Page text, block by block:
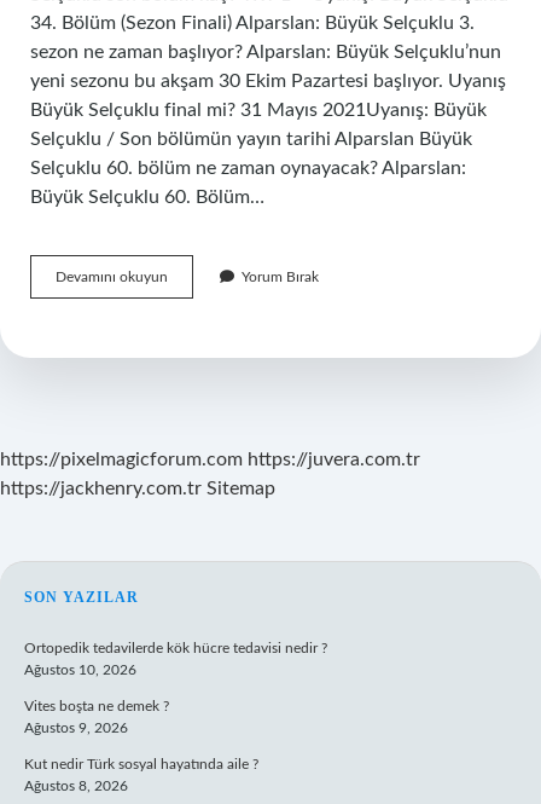
34. Bölüm (Sezon Finali) Alparslan: Büyük Selçuklu 3.
sezon ne zaman başlıyor? Alparslan: Büyük Selçuklu’nun
yeni sezonu bu akşam 30 Ekim Pazartesi başlıyor. Uyanış
Büyük Selçuklu final mi? 31 Mayıs 2021Uyanış: Büyük
Selçuklu / Son bölümün yayın tarihi Alparslan Büyük
Selçuklu 60. bölüm ne zaman oynayacak? Alparslan:
Büyük Selçuklu 60. Bölüm…
Devamını okuyun
Büyük
Bölüm
Yorum Bırak
https://pixelmagicforum.com https://juvera.com.tr
https://jackhenry.com.tr Sitemap
SIDEBAR
SON YAZILAR
Ortopedik tedavilerde kök hücre tedavisi nedir ?
Ağustos 10, 2026
Vites boşta ne demek ?
Ağustos 9, 2026
Kut nedir Türk sosyal hayatında aile ?
Ağustos 8, 2026